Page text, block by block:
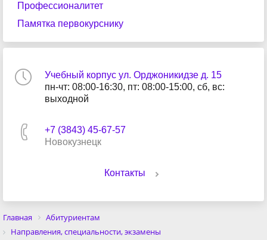
Профессионалитет
Памятка первокурснику
Учебный корпус ул. Орджоникидзе д. 15
пн-чт: 08:00-16:30, пт: 08:00-15:00, сб, вс:
выходной
+7 (3843) 45-67-57
Новокузнецк
Контакты
Главная
Абитуриентам
Направления, специальности, экзамены